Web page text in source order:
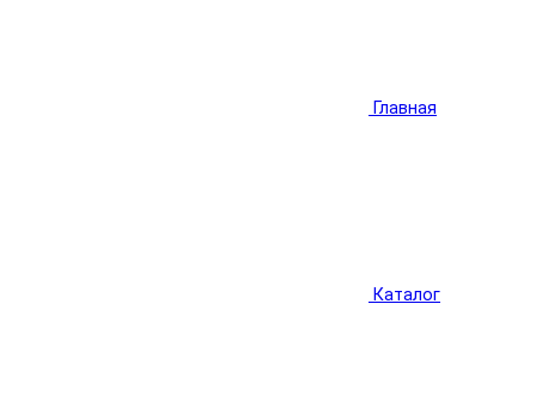
Главная
Каталог